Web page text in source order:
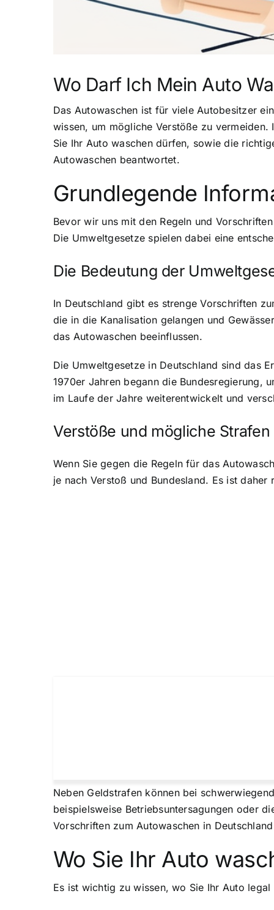
Wo Darf Ich Mein Auto
Das Autowaschen ist für viele Autobesitzer
wissen, um mögliche Verstöße zu
Sie Ihr Auto waschen dürfen, sowie die
Autowaschen beantwortet.
Grundlegende
Bevor wir uns mit den Regeln und
Die Umweltgesetze spielen dabei eine
Die Bedeutung der
In Deutschland gibt es strenge Vorschriften
die in die Kanalisation gelangen und
das Autowaschen beeinflussen.
Die Umweltgesetze in Deutschland sind das
1970er Jahren begann die Bundesregierung,
im Laufe der Jahre weiterentwickelt und
Verstöße und mögliche Strafen
Wenn Sie gegen die Regeln für das
je nach Verstoß und Bundesland. Es ist
Neben Geldstrafen können bei
beispielsweise Betriebsuntersagungen oder
Vorschriften zum Autowaschen in
Wo Sie Ihr Auto
Es ist wichtig zu wissen, wo Sie Ihr Auto